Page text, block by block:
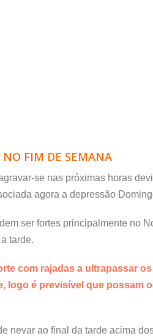
FIM DE SEMANA
se nas próximas horas
agora a depressão
ser fortes principalmente no
tarde.
com rajadas a ultrapassar os
logo é previsível que possam
nevar ao final da tarde acima